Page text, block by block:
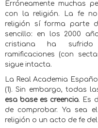
Erróneamente muchas
con la religión. La fe
religión sí forma parte
sencillo: en los 2000
cristiana ha sufrido
ramificaciones (con
sigue intacta.
La Real Academia
(1). Sin embargo, todas
esa base es creencia. Es
de comprobar. Ya sea
religión o un acto de fe